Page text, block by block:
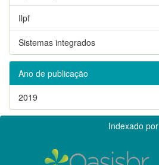
Ilpf
Sistemas integrados
Ano de publicação
2019
Indexado por